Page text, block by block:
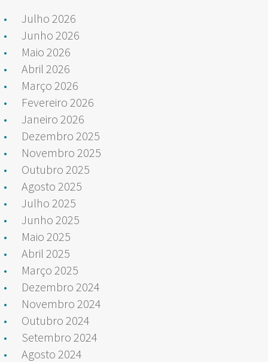
Julho 2026
Junho 2026
Maio 2026
Abril 2026
Março 2026
Fevereiro 2026
Janeiro 2026
Dezembro 2025
Novembro 2025
Outubro 2025
Agosto 2025
Julho 2025
Junho 2025
Maio 2025
Abril 2025
Março 2025
Dezembro 2024
Novembro 2024
Outubro 2024
Setembro 2024
Agosto 2024